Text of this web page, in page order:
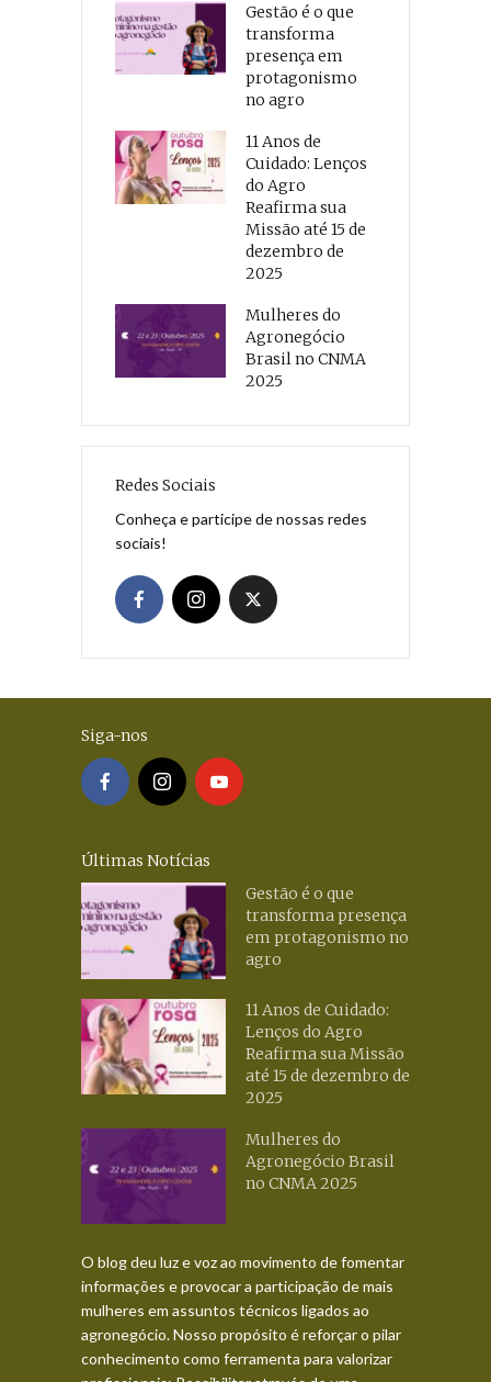
Gestão é o que
transforma
presença em
protagonismo
no agro
11 Anos de
Cuidado: Lenços
do Agro
Reafirma sua
Missão até 15 de
dezembro de
2025
Mulheres do
Agronegócio
Brasil no CNMA
2025
Redes Sociais
Conheça e participe de nossas redes
sociais!
Siga-nos
Últimas Notícias
Gestão é o que
transforma presença
em protagonismo no
agro
11 Anos de Cuidado:
Lenços do Agro
Reafirma sua Missão
até 15 de dezembro de
2025
Mulheres do
Agronegócio Brasil
no CNMA 2025
O blog deu luz e voz ao movimento de fomentar
informações e provocar a participação de mais
mulheres em assuntos técnicos ligados ao
agronegócio. Nosso propósito é reforçar o pilar
conhecimento como ferramenta para valorizar